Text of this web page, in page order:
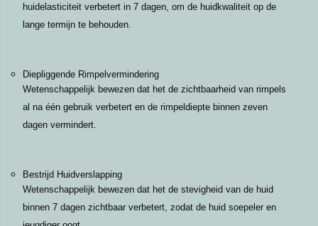
huidelasticiteit verbetert in 7 dagen, om de huidkwaliteit op de
lange termijn te behouden.
Diepliggende Rimpelvermindering
Wetenschappelijk bewezen dat het de zichtbaarheid van rimpels
al na één gebruik verbetert en de rimpeldiepte binnen zeven
dagen vermindert.
Bestrijd Huidverslapping
Wetenschappelijk bewezen dat het de stevigheid van de huid
binnen 7 dagen zichtbaar verbetert, zodat de huid soepeler en